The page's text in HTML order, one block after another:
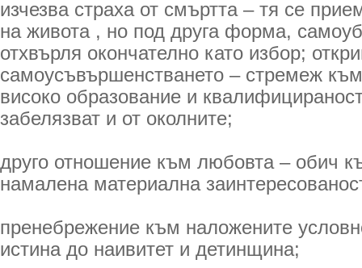
изчезва страха от смъртта – тя се
на живота , но под друга форма,
отхвърля окончателно като избор;
самоусъвършенстването – стремеж
високо образование и
забелязват и от околните;
друго отношение към любовта – обич
намалена материална
пренебрежение към наложените
истина до наивитет и детинщина;